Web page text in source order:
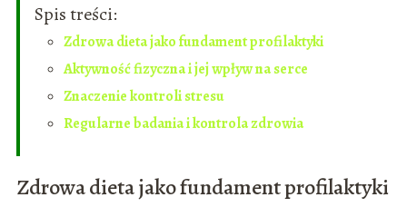
Spis treści:
Zdrowa dieta jako fundament profilaktyki
Aktywność fizyczna i jej wpływ na serce
Znaczenie kontroli stresu
Regularne badania i kontrola zdrowia
Zdrowa dieta jako fundament profilaktyki